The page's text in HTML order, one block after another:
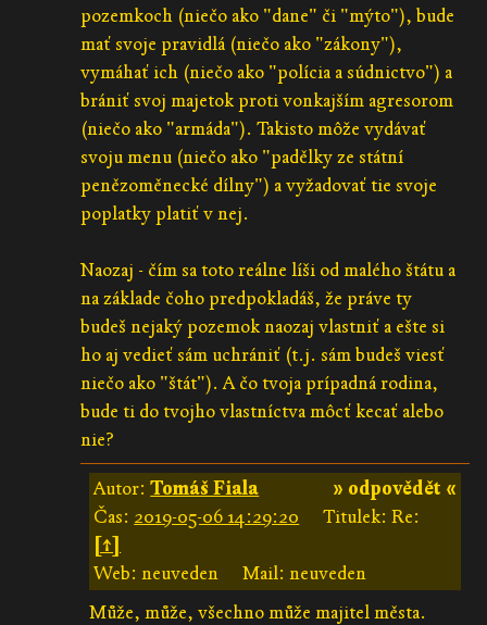
pozemkoch (niečo ako "dane" či "mýto"), bude
mať svoje pravidlá (niečo ako "zákony"),
vymáhať ich (niečo ako "polícia a súdnictvo") a
brániť svoj majetok proti vonkajším agresorom
(niečo ako "armáda"). Takisto môže vydávať
svoju menu (niečo ako "padělky ze státní
penězoměnecké dílny") a vyžadovať tie svoje
poplatky platiť v nej.
Naozaj - čím sa toto reálne líši od malého štátu a
na základe čoho predpokladáš, že práve ty
budeš nejaký pozemok naozaj vlastniť a ešte si
ho aj vedieť sám uchrániť (t.j. sám budeš viesť
niečo ako "štát"). A čo tvoja prípadná rodina,
bude ti do tvojho vlastníctva môcť kecať alebo
nie?
» odpovědět «
Autor:Tomáš Fiala
Čas: 2019-05-06 14:29:20
Titulek: Re:
[↑]
Web: neuveden
Mail: neuveden
Může, může, všechno může majitel města.